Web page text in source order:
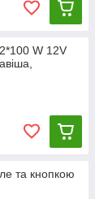
W 12V
та кнопкою